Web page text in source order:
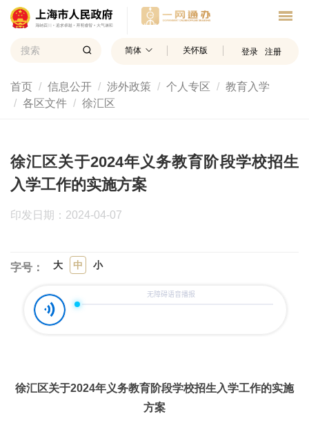
简体 关怀版 登录 注册
首页 信息公开 涉外政策 个人专区
教育入学
各区文件
徐汇区
徐汇区关于2024年义务教育阶段学校招生
入学工作的实施方案
印发日期：2024-04-07
字号： 大 中 小
徐汇区关于2024年义务教育阶段学校招生入学工作的实施
方案